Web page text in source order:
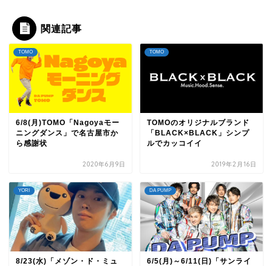
関連記事
TOMO
6/8(月)TOMO「Nagoyaモー
ニングダンス」で名古屋市か
ら感謝状
2020年6月9日
TOMO
TOMOのオリジナルブランド
「BLACK×BLACK」シンプ
ルでカッコイイ
2019年2月16日
YORI
8/23(水)「メゾン・ド・ミュ
DA PUMP
6/5(月)～6/11(日)「サンライ